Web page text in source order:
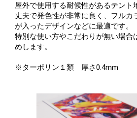
屋外で使用する耐候性があるテント
丈夫で発色性が非常に良く、フルカ
が入ったデザインなどに最適です。
特別な使い方やこだわりが無い場合
めします。
※ターポリン１類 厚さ0.4mm